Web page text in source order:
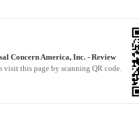
Concern America, Inc. - Review
visit this page by scanning QR code.